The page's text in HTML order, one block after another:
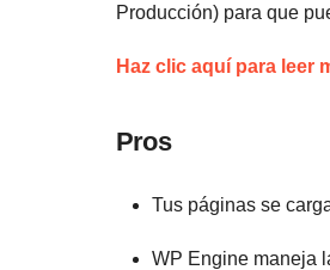
Producción) para que
Haz clic aquí para leer
Pros
Tus páginas se
WP Engine maneja